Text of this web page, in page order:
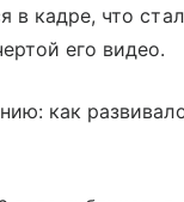
в кадре, что
его видео.
как